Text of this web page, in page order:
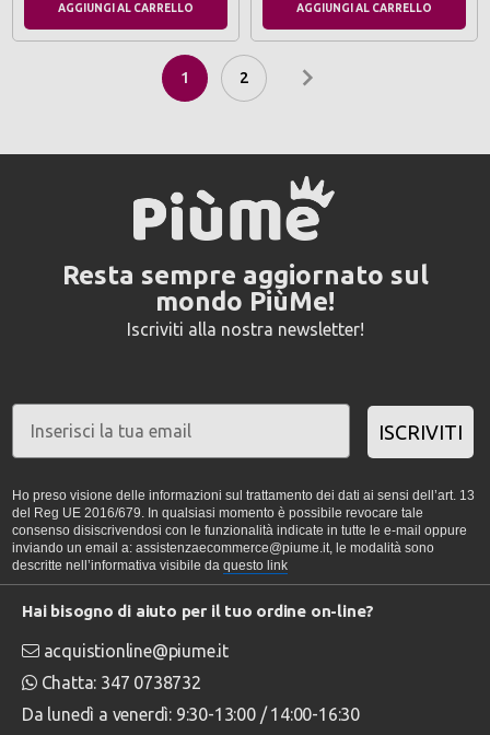
AGGIUNGI AL CARRELLO AGGIUNGI AL CARRELLO
1 2
Resta sempre aggiornato sul
mondo PiùMe!
Iscriviti alla nostra newsletter!
ISCRIVITI
Ho preso visione delle informazioni sul trattamento dei dati ai sensi dell’art. 13
del Reg UE 2016/679. In qualsiasi momento è possibile revocare tale
consenso disiscrivendosi con le funzionalità indicate in tutte le e-mail oppure
inviando un email a: assistenzaecommerce@piume.it, le modalità sono
descritte nell’informativa visibile da questo link
Hai bisogno di aiuto per il tuo ordine on-line?
acquistionline@piume.it
Chatta: 347 0738732
Da lunedì a venerdì: 9:30-13:00 / 14:00-16:30